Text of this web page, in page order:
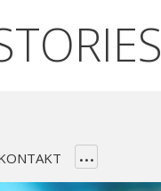
...